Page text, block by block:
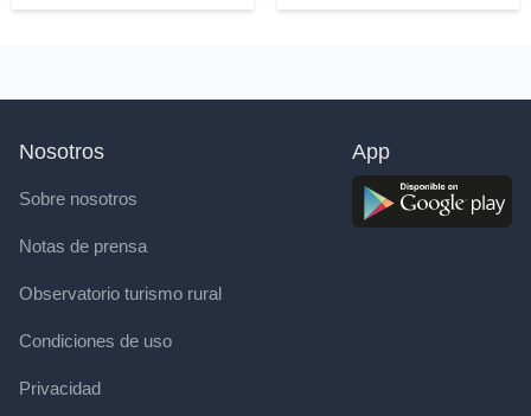
Nosotros
Sobre nosotros
Notas de prensa
Observatorio turismo rural
Condiciones de uso
Privacidad
App